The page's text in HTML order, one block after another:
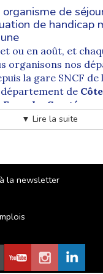
de
de handicap
ou en août, et
organisons nos
la gare SNCF de
département de
Comté
formés à
de la
qui correspond
et à
les
adapté au
son centre
et bien entendu
▼ Lire la suite
la newsletter